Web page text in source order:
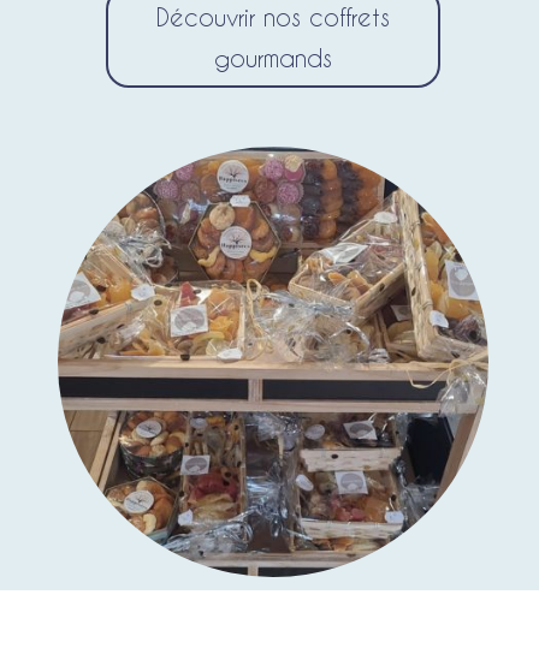
Découvrir nos coffrets
gourmands